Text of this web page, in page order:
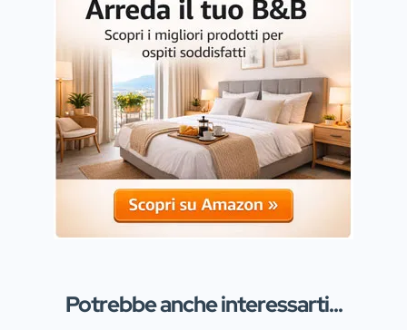
Potrebbe anche interessarti...